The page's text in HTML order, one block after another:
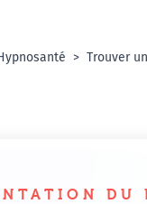
Trouver
DU